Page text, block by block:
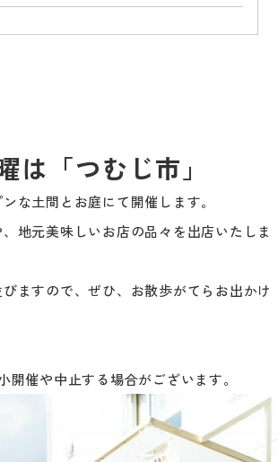
は「つむじ市」
な土間とお庭にて開催します。
地元美味しいお店の品々を出店いたしま
ますので、ぜひ、お散歩がてらお出かけ
開催や中止する場合がございます。